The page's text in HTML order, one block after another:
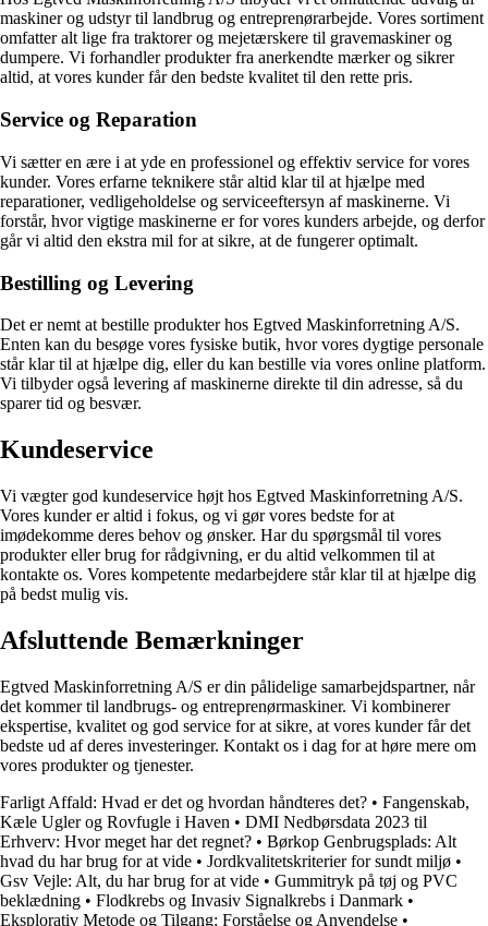
maskiner og udstyr til landbrug og entreprenørarbejde. Vores sortiment
omfatter alt lige fra traktorer og mejetærskere til gravemaskiner og
dumpere. Vi forhandler produkter fra anerkendte mærker og sikrer
altid, at vores kunder får den bedste kvalitet til den rette pris.
Service og Reparation
Vi sætter en ære i at yde en professionel og effektiv service for vores
kunder. Vores erfarne teknikere står altid klar til at hjælpe med
reparationer, vedligeholdelse og serviceeftersyn af maskinerne. Vi
forstår, hvor vigtige maskinerne er for vores kunders arbejde, og derfor
går vi altid den ekstra mil for at sikre, at de fungerer optimalt.
Bestilling og Levering
Det er nemt at bestille produkter hos Egtved Maskinforretning A/S.
Enten kan du besøge vores fysiske butik, hvor vores dygtige personale
står klar til at hjælpe dig, eller du kan bestille via vores online platform.
Vi tilbyder også levering af maskinerne direkte til din adresse, så du
sparer tid og besvær.
Kundeservice
Vi vægter god kundeservice højt hos Egtved Maskinforretning A/S.
Vores kunder er altid i fokus, og vi gør vores bedste for at
imødekomme deres behov og ønsker. Har du spørgsmål til vores
produkter eller brug for rådgivning, er du altid velkommen til at
kontakte os. Vores kompetente medarbejdere står klar til at hjælpe dig
på bedst mulig vis.
Afsluttende Bemærkninger
Egtved Maskinforretning A/S er din pålidelige samarbejdspartner, når
det kommer til landbrugs- og entreprenørmaskiner. Vi kombinerer
ekspertise, kvalitet og god service for at sikre, at vores kunder får det
bedste ud af deres investeringer. Kontakt os i dag for at høre mere om
vores produkter og tjenester.
Farligt Affald: Hvad er det og hvordan håndteres det? • Fangenskab,
Kæle Ugler og Rovfugle i Haven • DMI Nedbørsdata 2023 til
Erhverv: Hvor meget har det regnet? • Børkop Genbrugsplads: Alt
hvad du har brug for at vide • Jordkvalitetskriterier for sundt miljø •
Gsv Vejle: Alt, du har brug for at vide • Gummitryk på tøj og PVC
beklædning • Flodkrebs og Invasiv Signalkrebs i Danmark •
Eksplorativ Metode og Tilgang: Forståelse og Anvendelse •